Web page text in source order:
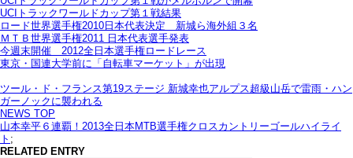
UCIトラックワールドカップ第１戦結果
ロード世界選手権2010日本代表決定 新城ら海外組３名
ＭＴＢ世界選手権2011 日本代表選手発表
今週末開催 2012全日本選手権ロードレース
東京・国連大学前に「自転車マーケット」が出現
ツール・ド・フランス第19ステージ 新城幸也アルプス超級山岳で雷雨・ハン
ガーノックに襲われる
NEWS TOP
山本幸平６連覇！2013全日本MTB選手権クロスカントリーゴールハイライ
ト ;
RELATED ENTRY